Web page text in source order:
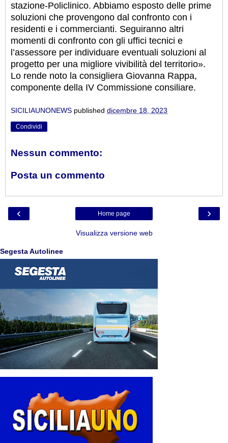
stazione-Policlinico. Abbiamo esposto delle prime
soluzioni che provengono dal confronto con i
residenti e i commercianti. Seguiranno altri
momenti di confronto con gli uffici tecnici e
l’assessore per individuare eventuali soluzioni al
progetto per una migliore vivibilità del territorio».
Lo rende noto la consigliera Giovanna Rappa,
componente della IV Commissione consiliare.
SICILIAUNONEWS published dicembre 18, 2023
Condividi
Nessun commento:
Posta un commento
‹ ›
Home page
Visualizza versione web
Segesta Autolinee